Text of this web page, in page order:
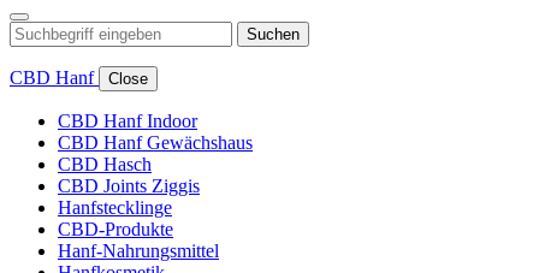
Suchen
CBD Hanf Close
CBD Hanf Indoor
CBD Hanf Gewächshaus
CBD Hasch
CBD Joints Ziggis
Hanfstecklinge
CBD-Produkte
Hanf-Nahrungsmittel